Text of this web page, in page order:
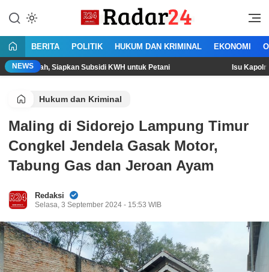
konten
Radar24.co.id
Jujur Lantang Bersuara
BERITA POLITIK HUKUM DAN KRIMINAL EKONOMI
NEWSSubsidi KWH untuk Petani Isu Kapolri akan
Hukum dan Kriminal
Maling di Sidorejo Lampung Timur
Congkel Jendela Gasak Motor,
Tabung Gas dan Jeroan Ayam
Redaksi
Selasa, 3 September 2024 - 15:53 WIB